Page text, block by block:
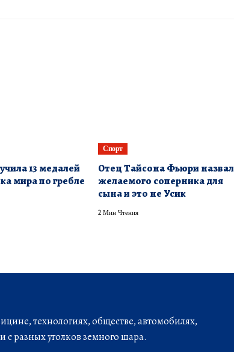
13 медалей
мира по гребле
Спорт
Отец Тайсона Фьюри назвал
желаемого соперника для
сына и это не Усик
2 Мин Чтения
технологиях, обществе, автомобилях,
разных уголков земного шара.